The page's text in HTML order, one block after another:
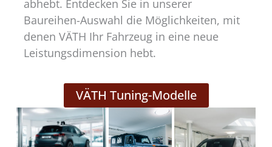
abhebt. Entdecken Sie in unserer
Baureihen-Auswahl die Möglichkeiten, mit
denen VÄTH Ihr Fahrzeug in eine neue
Leistungsdimension hebt.
VÄTH Tuning-Modelle